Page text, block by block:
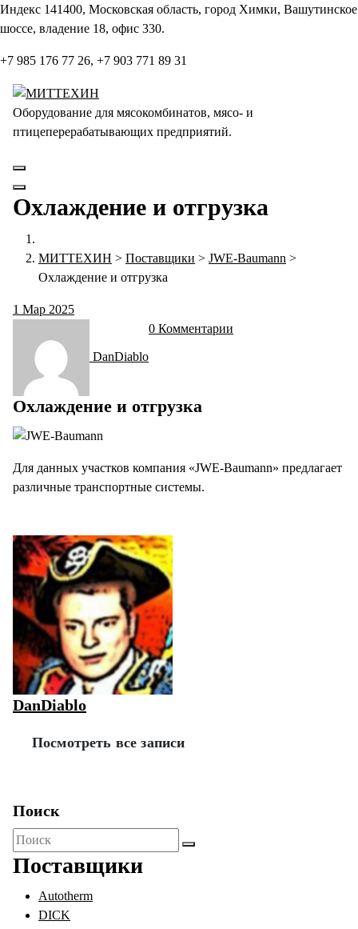
Перейти
к
Индекс 141400, Московская область, город Химки, Вашутинское
шоссе, владение 18, офис 330.
+7 985 176 77 26, +7 903 771 89 31
Оборудование для мясокомбинатов, мясо- и
птицеперерабатывающих предприятий.
Охлаждение и отгрузка
МИТТЕХИН > Поставщики > JWE-Baumann >
Охлаждение и отгрузка
1 Мар 2025
DanDiablo
0 Комментарии
Охлаждение и отгрузка
Для данных участков компания «JWE-Baumann» предлагает
различные транспортные системы.
DanDiablo
Посмотреть все записи
Поиск
Поиск
для:
Поставщики
Autotherm
DICK